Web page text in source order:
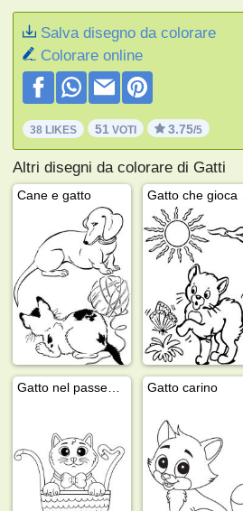
Salva disegno da colorare
Colorare online
38 LIKES 51 VOTI 3.75/5
Altri disegni da colorare di Gatti
Cane e gatto
Gatto carino